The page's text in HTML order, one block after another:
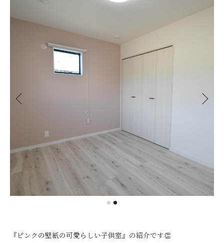
『ピンクの壁紙の可愛らしい子供室』の紹介です👏